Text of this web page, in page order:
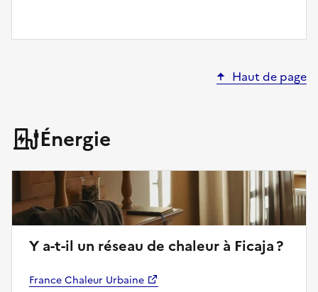
Haut de page
Énergie
Y a-t-il un réseau de chaleur à Ficaja ?
France Chaleur Urbaine